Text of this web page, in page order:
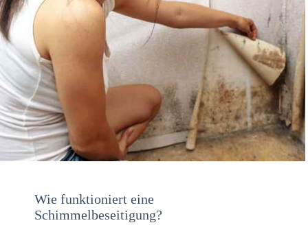
Wie funktioniert eine
Schimmelbeseitigung?